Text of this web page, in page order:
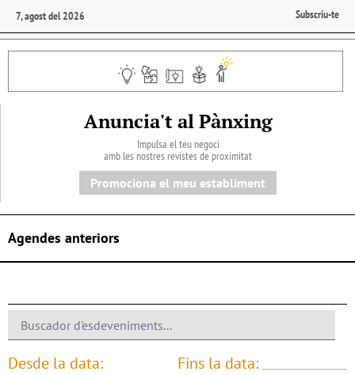
7, agost del 2026 Subscriu-te
Anuncia't al Pànxing
Impulsa el teu negoci
amb les nostres revistes de proximitat
Promociona el meu establiment
Agendes anteriors
Desde la data: Fins la data: